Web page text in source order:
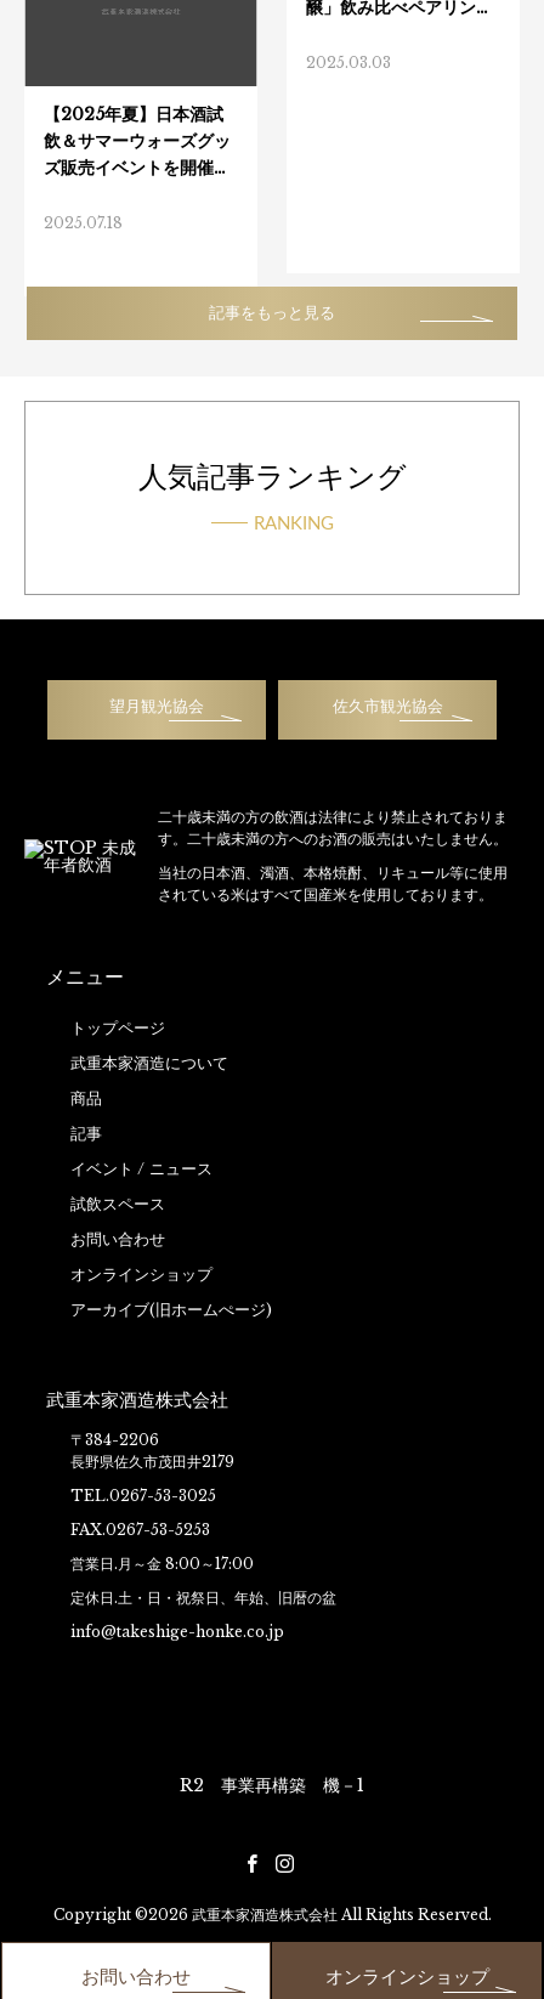
2025.07.18
2025.03.03
記事をもっと見る
人気記事ランキング
RANKING
望月観光協会 佐久市観光協会
二十歳未満の方の飲酒は法律により禁止されておりま
す。二十歳未満の方へのお酒の販売はいたしません。
当社の日本酒、濁酒、本格焼酎、リキュール等に使用
されている米はすべて国産米を使用しております。
メニュー
トップページ
武重本家酒造について
商品
記事
イベント / ニュース
試飲スペース
お問い合わせ
オンラインショップ
アーカイブ(旧ホームぺージ)
武重本家酒造株式会社
〒384-2206
長野県佐久市茂田井2179
TEL.0267-53-3025
FAX.0267-53-5253
営業日.月～金 8:00～17:00
定休日.土・日・祝祭日、年始、旧暦の盆
info@takeshige-honke.co.jp
R2 事業再構築 機－1
Copyright ©2026 武重本家酒造株式会社 All Rights Reserved.
お問い合わせ オンラインショップ